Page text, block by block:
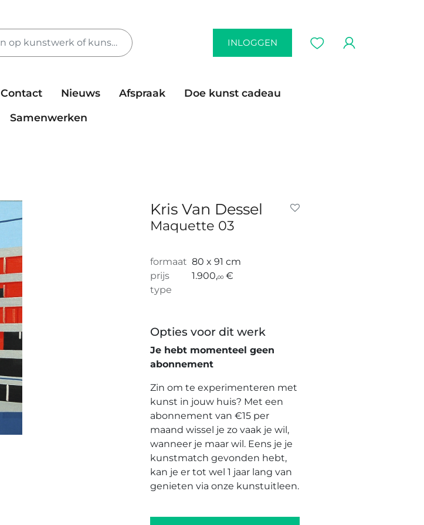
INLOGGEN
Contact Nieuws Afspraak
Doe kunst cadeau
Samenwerken
Kris Van Dessel
Maquette 03
formaat 80 x 91 cm
prijs
1.900,00 €
type
Opties voor dit werk
Je hebt momenteel geen
abonnement
Zin om te experimenteren met
kunst in jouw huis? Met een
abonnement van €15 per
maand wissel je zo vaak je wil,
wanneer je maar wil. Eens je je
kunstmatch gevonden hebt,
kan je er tot wel 1 jaar lang van
genieten via onze kunstuitleen.